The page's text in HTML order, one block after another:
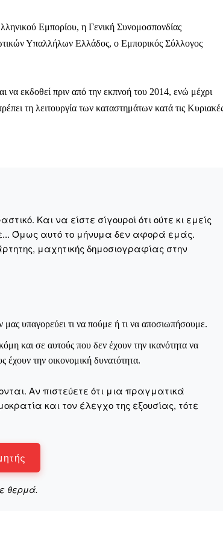
Σας ευχαριστούμε θερμά.
Εμπορίου, η Γενική Συνομοσπονδίας
Υπαλλήλων Ελλάδος, ο Εμπορικός Σύλλογος
να εκδοθεί πριν από την εκπνοή του 2014, ενώ μέχρι
τη λειτουργία των καταστημάτων κατά τις
Και να είστε σίγουροί ότι ούτε κι εμείς
Όμως αυτό το μήνυμα δεν αφορά εμάς.
μαχητικής δημοσιογραφίας στην
υπαγορεύει τι να πούμε ή τι να αποσιωπήσουμε.
και σε αυτούς που δεν έχουν την ικανότητα να
την οικονομική δυνατότητα.
Αν πιστεύετε ότι μια πραγματικά
και τον έλεγχο της εξουσίας, τότε
θερμά.